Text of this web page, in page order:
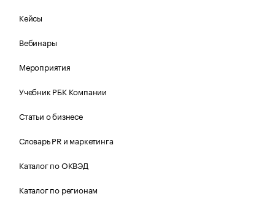
Кейсы
Вебинары
Мероприятия
Учебник РБК Компании
Статьи о бизнесе
Словарь PR и маркетинга
Каталог по ОКВЭД
Каталог по регионам